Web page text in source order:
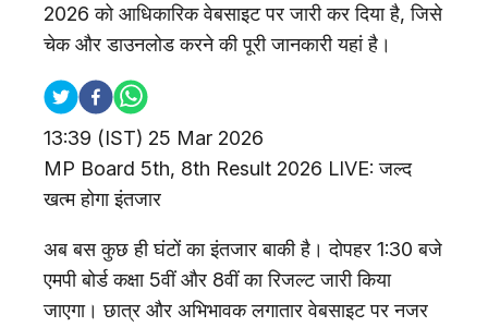
2026 को आधिकारिक वेबसाइट पर जारी कर दिया है, जिसे
चेक और डाउनलोड करने की पूरी जानकारी यहां है।
13:39 (IST) 25 Mar 2026
MP Board 5th, 8th Result 2026 LIVE: जल्द
खत्म होगा इंतजार
अब बस कुछ ही घंटों का इंतजार बाकी है। दोपहर 1:30 बजे
एमपी बोर्ड कक्षा 5वीं और 8वीं का रिजल्ट जारी किया
जाएगा। छात्र और अभिभावक लगातार वेबसाइट पर नजर